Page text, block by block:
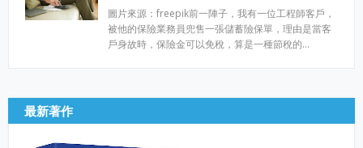
圖片來源：freepik前一陣子，我有一位工程師客戶，
被他的保險業務員兜售一張儲蓄險保單，理由是當客
戶身故時，保險金可以免稅，算是一種節稅的…
最新著作